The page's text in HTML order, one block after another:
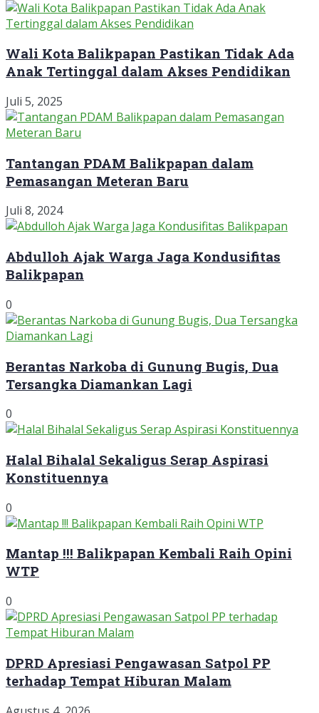
Wali Kota Balikpapan Pastikan Tidak Ada
Anak Tertinggal dalam Akses Pendidikan
Juli 5, 2025
Tantangan PDAM Balikpapan dalam
Pemasangan Meteran Baru
Juli 8, 2024
Abdulloh Ajak Warga Jaga Kondusifitas
Balikpapan
0
Berantas Narkoba di Gunung Bugis, Dua
Tersangka Diamankan Lagi
0
Halal Bihalal Sekaligus Serap Aspirasi
Konstituennya
0
Mantap !!! Balikpapan Kembali Raih Opini
WTP
0
DPRD Apresiasi Pengawasan Satpol PP
terhadap Tempat Hiburan Malam